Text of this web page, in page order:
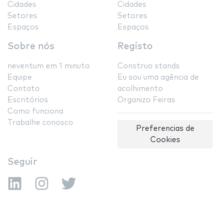
Cidades
Setores
Espaços
Cidades
Setores
Espaços
Sobre nós
neventum em 1 minuto
Equipe
Contato
Escritórios
Como funciona
Trabalhe conosco
Registo
Construo stands
Eu sou uma agência de
acolhimento
Organizo Feiras
Preferencias de
Cookies
Seguir